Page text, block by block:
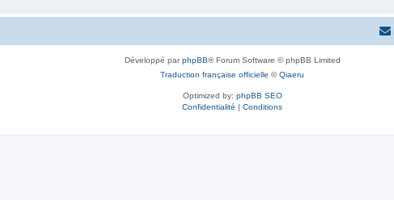
Développé parphpBB® Forum Software © phpBB Limited
Traduction française officielle ©Qiaeru
Optimized by: phpBB SEO
Confidentialité | Conditions